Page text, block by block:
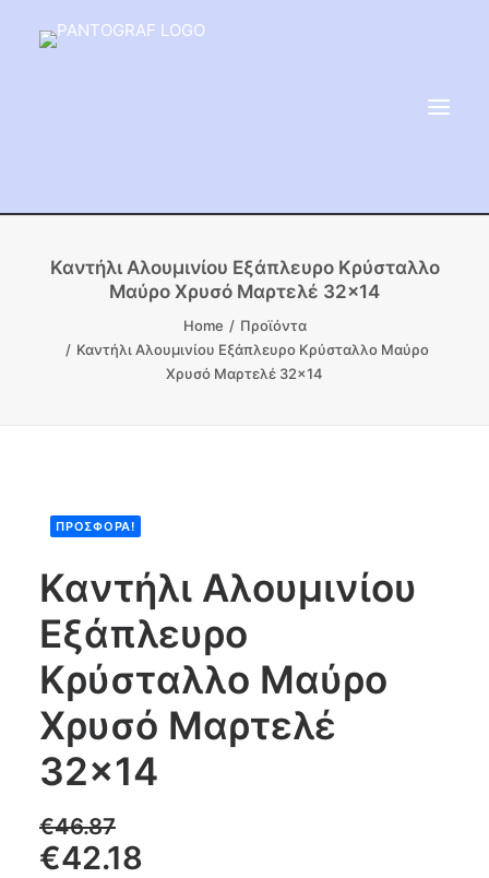
ΕΙΔΗ ΜΝΗΜΕΙΟΥ
ΑΔΑΜΑΝΤΟΦΟΡΟΙ ΔΙΣΚΟΙ
ΠΡΟΪΟΝΤΑ ΜΑΡΜΆΡΟΥ
ΚΑΛΛΙΤΕΧΝΙΚΕΣ ΑΚΙΔΕΣ
search
CART
Καντήλι Αλουμινίου Εξάπλευρο Κρύσταλλο
Μαύρο Χρυσό Μαρτελέ 32×14
Home
Προϊόντα
Καντήλι Αλουμινίου Εξάπλευρο Κρύσταλλο Μαύρο
Χρυσό Μαρτελέ 32×14
ΠΡΟΣΦΟΡΆ!
Καντήλι Αλουμινίου
Εξάπλευρο
Κρύσταλλο Μαύρο
Χρυσό Μαρτελέ
32×14
€46.87
€42.18